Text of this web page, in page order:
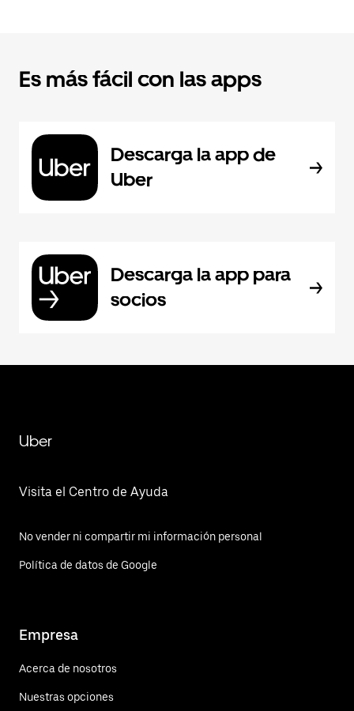
Es más fácil con las apps
Descarga la app de
Uber
Descarga la app para
socios
Uber
Visita el Centro de Ayuda
No vender ni compartir mi información personal
Política de datos de Google
Empresa
Acerca de nosotros
Nuestras opciones